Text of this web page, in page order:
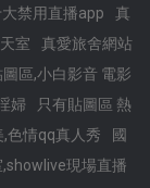
禁用直播app
真
室
真愛旅舍網站
圖區,小白影音 電影
婦
只有貼圖區 熱
色情qq真人秀
國
現場直播